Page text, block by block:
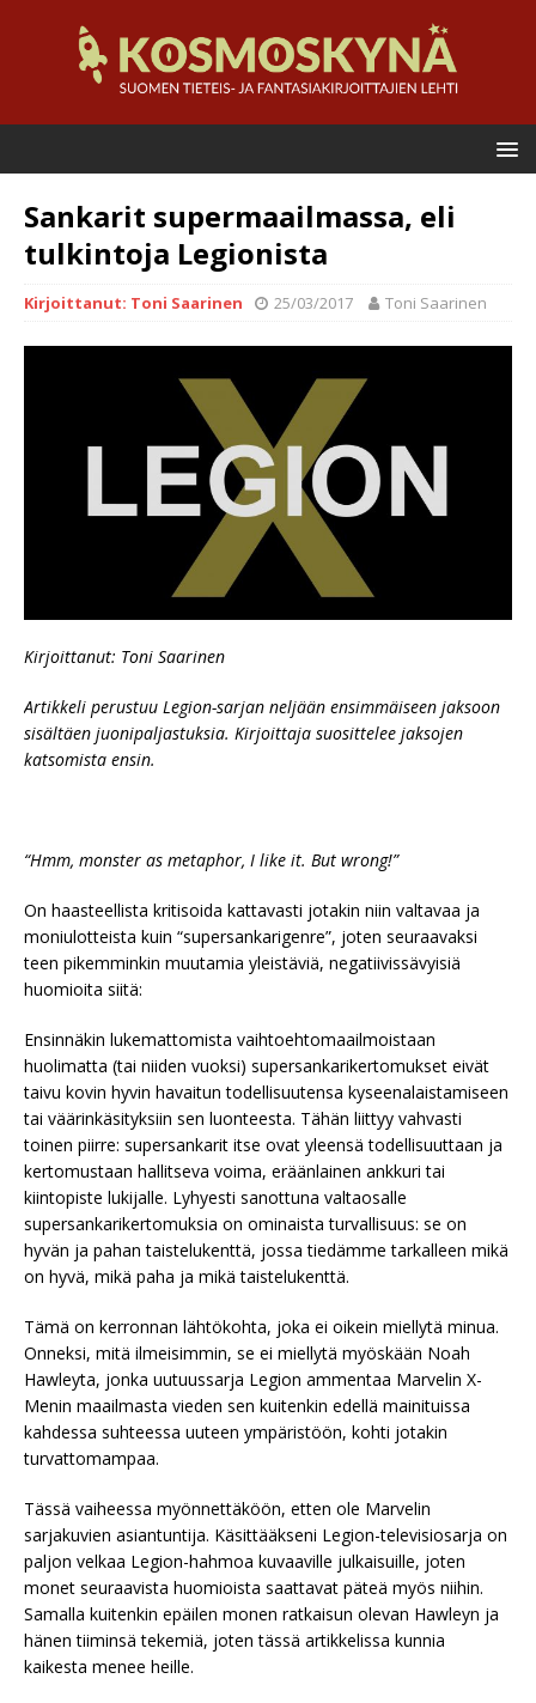
Sankarit supermaailmassa, eli
tulkintoja Legionista
Kirjoittanut: Toni Saarinen 25/03/2017 Toni Saarinen
Kirjoittanut: Toni Saarinen
Artikkeli perustuu Legion-sarjan neljään ensimmäiseen jaksoon
sisältäen juonipaljastuksia. Kirjoittaja suosittelee jaksojen
katsomista ensin.
“Hmm, monster as metaphor, I like it. But wrong!”
On haasteellista kritisoida kattavasti jotakin niin valtavaa ja
moniulotteista kuin “supersankarigenre”, joten seuraavaksi
teen pikemminkin muutamia yleistäviä, negatiivissävyisiä
huomioita siitä:
Ensinnäkin lukemattomista vaihtoehtomaailmoistaan
huolimatta (tai niiden vuoksi) supersankarikertomukset eivät
taivu kovin hyvin havaitun todellisuutensa kyseenalaistamiseen
tai väärinkäsityksiin sen luonteesta. Tähän liittyy vahvasti
toinen piirre: supersankarit itse ovat yleensä todellisuuttaan ja
kertomustaan hallitseva voima, eräänlainen ankkuri tai
kiintopiste lukijalle. Lyhyesti sanottuna valtaosalle
supersankarikertomuksia on ominaista turvallisuus: se on
hyvän ja pahan taistelukenttä, jossa tiedämme tarkalleen mikä
on hyvä, mikä paha ja mikä taistelukenttä.
Tämä on kerronnan lähtökohta, joka ei oikein miellytä minua.
Onneksi, mitä ilmeisimmin, se ei miellytä myöskään Noah
Hawleyta, jonka uutuussarja Legion ammentaa Marvelin X-
Menin maailmasta vieden sen kuitenkin edellä mainituissa
kahdessa suhteessa uuteen ympäristöön, kohti jotakin
turvattomampaa.
Tässä vaiheessa myönnettäköön, etten ole Marvelin
sarjakuvien asiantuntija. Käsittääkseni Legion-televisiosarja on
paljon velkaa Legion-hahmoa kuvaaville julkaisuille, joten
monet seuraavista huomioista saattavat päteä myös niihin.
Samalla kuitenkin epäilen monen ratkaisun olevan Hawleyn ja
hänen tiiminsä tekemiä, joten tässä artikkelissa kunnia
kaikesta menee heille.